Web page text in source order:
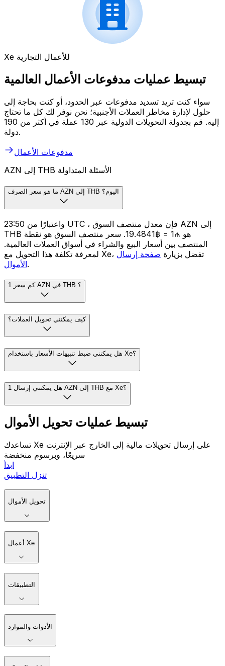
Xe للأعمال التجارية
تبسيط عمليات مدفوعات الأعمال العالمية
سواء كنت تريد تسديد مدفوعات عبر الحدود، أو كنت بحاجة إلى
حلول لإدارة مخاطر العملات الأجنبية؛ نحن نوفر لك كل ما تحتاج
إليه. قم بجدولة التحويلات الدولية عبر 130 عملة في أكثر من 190
دولة.
مدفوعات الأعمال
AZN إلى THB الأسئلة المتداولة
ما هو سعر الصرف AZN إلى THB اليوم؟
واعتبارًا من 23:50 UTC ، فإن معدل منتصف السوق AZN إلى
THB هو ₼1 = ฿19.4841. سعر منتصف السوق هو نقطة
المنتصف بين أسعار البيع والشراء في أسواق العملات العالمية.
لمعرفة تكلفة هذا التحويل مع Xe، تفضل بزيارة صفحة إرسال
الأموال.
كم سعر 1 AZN في THB ؟
كيف يمكنني تحويل العملات؟
هل يمكنني ضبط تنبيهات الأسعار باستخدام Xe؟
هل يمكنني إرسال 1 AZN إلى THB مع Xe؟
تبسيط عمليات تحويل الأموال
تساعدك Xe على إرسال تحويلات مالية إلى الخارج عبر الإنترنت
سريعًا، وبرسوم منخفضة
ابدأ
تنزل التطبيق
تحويل الأموال
أعمال Xe
التطبيقات
الأدوات والموارد